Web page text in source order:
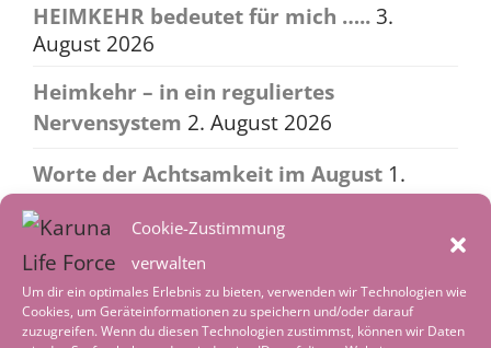
Cookie-Zustimmung
verwalten
Um dir ein optimales Erlebnis zu bieten, verwenden wir Technologien wie
Cookies, um Geräteinformationen zu speichern und/oder darauf
zuzugreifen. Wenn du diesen Technologien zustimmst, können wir Daten
HEIMKEHR bedeutet für mich …..3.
August 2026
Heimkehr – in ein reguliertes
Nervensystem 2. August 2026
Worte der Achtsamkeit im August 1.
August 2026
Tiefenentspannung – wenn die Welt leise
wird 4. Juli 2026
Worte der Achtsamkeit im Juli1. Juli 2026